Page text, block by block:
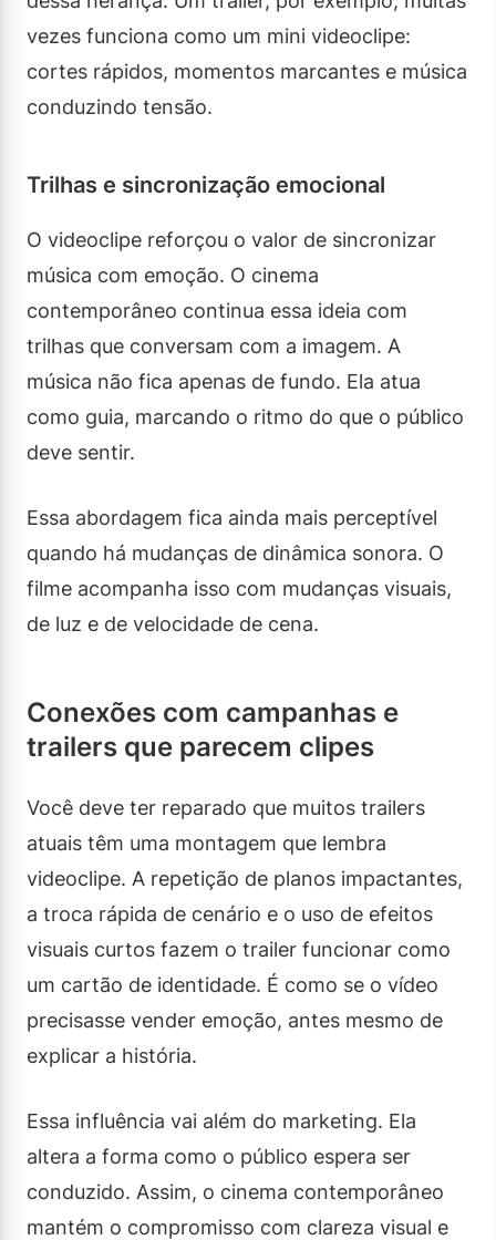
vezes funciona como um mini videoclipe:
cortes rápidos, momentos marcantes e música
conduzindo tensão.
Trilhas e sincronização emocional
O videoclipe reforçou o valor de sincronizar
música com emoção. O cinema
contemporâneo continua essa ideia com
trilhas que conversam com a imagem. A
música não fica apenas de fundo. Ela atua
como guia, marcando o ritmo do que o público
deve sentir.
Essa abordagem fica ainda mais perceptível
quando há mudanças de dinâmica sonora. O
filme acompanha isso com mudanças visuais,
de luz e de velocidade de cena.
Conexões com campanhas e
trailers que parecem clipes
Você deve ter reparado que muitos trailers
atuais têm uma montagem que lembra
videoclipe. A repetição de planos impactantes,
a troca rápida de cenário e o uso de efeitos
visuais curtos fazem o trailer funcionar como
um cartão de identidade. É como se o vídeo
precisasse vender emoção, antes mesmo de
explicar a história.
Essa influência vai além do marketing. Ela
altera a forma como o público espera ser
conduzido. Assim, o cinema contemporâneo
mantém o compromisso com clareza visual e